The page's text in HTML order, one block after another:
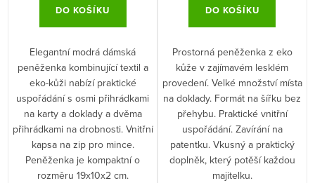
DO KOŠÍKU
Elegantní modrá dámská
peněženka kombinující textil a
eko-kůži nabízí praktické
uspořádání s osmi přihrádkami
na karty a doklady a dvěma
přihrádkami na drobnosti. Vnitřní
kapsa na zip pro mince.
Peněženka je kompaktní o
rozměru 19x10x2 cm.
DO KOŠÍKU
Prostorná peněženka z eko
kůže v zajímavém lesklém
provedení. Velké množství místa
na doklady. Formát na šířku bez
přehybu. Praktické vnitřní
uspořádání. Zavírání na
patentku. Vkusný a praktický
doplněk, který potěší každou
majitelku.